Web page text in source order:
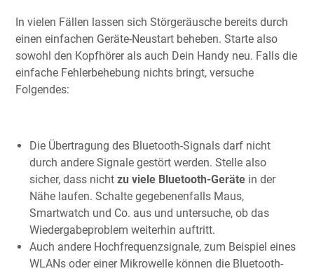
In vielen Fällen lassen sich Störgeräusche bereits durch
einen einfachen Geräte-Neustart beheben. Starte also
sowohl den Kopfhörer als auch Dein Handy neu. Falls die
einfache Fehlerbehebung nichts bringt, versuche
Folgendes:
Die Übertragung des Bluetooth-Signals darf nicht
durch andere Signale gestört werden. Stelle also
sicher, dass nicht zu viele Bluetooth-Geräte in der
Nähe laufen. Schalte gegebenenfalls Maus,
Smartwatch und Co. aus und untersuche, ob das
Wiedergabeproblem weiterhin auftritt.
Auch andere Hochfrequenzsignale, zum Beispiel eines
WLANs oder einer Mikrowelle können die Bluetooth-